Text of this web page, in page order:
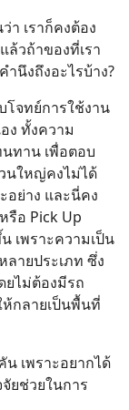
เราก็คงต้อง
ล้วถ้าของที่เรา
ำนึงถึงอะไรบ้าง?
จทย์การใช้งาน
ง ทั้งความ
ทาน เพื่อตอบ
นใหญ่คงไม่ได้
อย่าง และนี่คง
รือ Pick Up
เพราะความเป็น
ลายประเภท ซึ่ง
ไม่ต้องมีรถ
กลายเป็นพื้นที่
เพราะอยากได้
ยช่วยในการ